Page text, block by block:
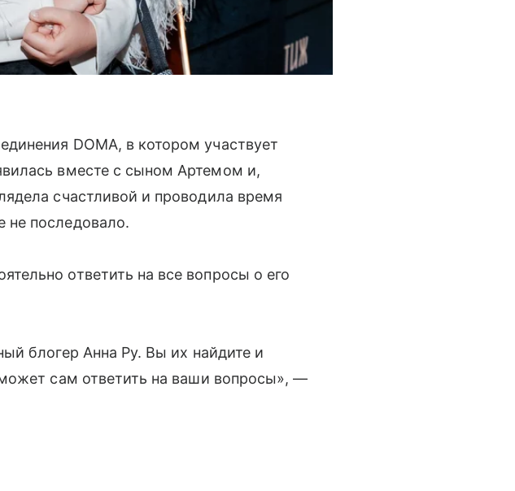
DOMA, в котором участвует
вместе с сыном Артемом и,
счастливой и проводила время
не последовало.
ответить на все вопросы о его
блогер Анна Ру. Вы их найдите и
сам ответить на ваши вопросы», —